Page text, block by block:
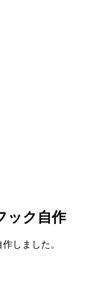
ック自作
しました。